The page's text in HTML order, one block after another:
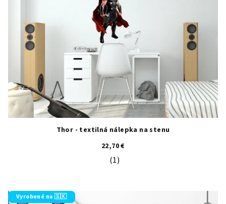
Thor - textilná nálepka na stenu
22,70 €
Priemerné hodnotenie produktu
(1)
Vyrobené na 🇸🇰